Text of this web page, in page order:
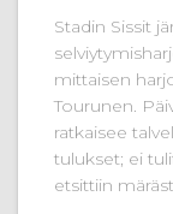
Stadin Sissit
mittaisen
Tourunen.
ratkaisee
tulukset; ei
etsittiin